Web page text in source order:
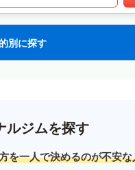
別に探す
ルジムを探す
を一人で決めるのが不安な